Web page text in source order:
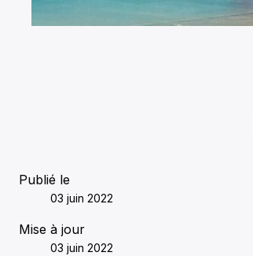
Publié le
03 juin 2022
Mise à jour
03 juin 2022